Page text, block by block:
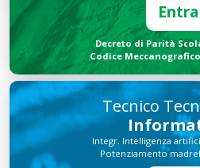
Entra
Decreto di Parità
Codice
Tecnico
Integr. Intelligenza
Potenziamento